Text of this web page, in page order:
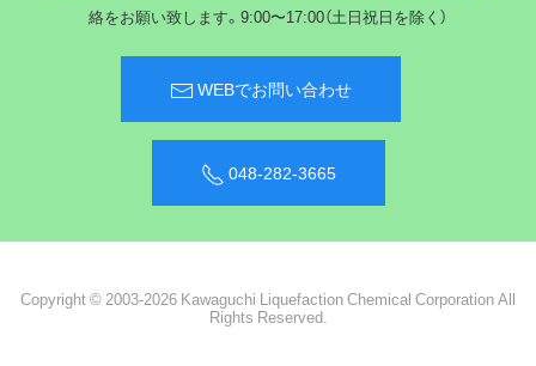
絡をお願い致します。9:00〜17:00（土日祝日を除く）
WEBでお問い合わせ
048-282-3665
Copyright © 2003-2026 Kawaguchi Liquefaction Chemical Corporation All
Rights Reserved.